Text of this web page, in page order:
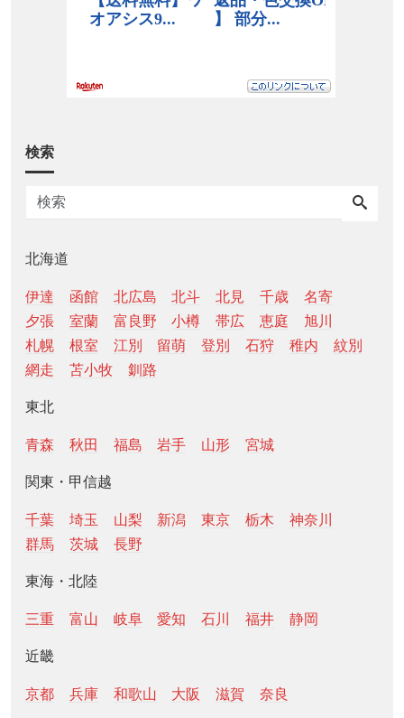
検索
北海道
伊達 函館 北広島 北斗 北見 千歳
名寄
夕張
室蘭 富良野 小樽 帯広 恵庭
旭川
札幌
根室 江別 留萌 登別 石狩 稚内
紋別
網走
苫小牧 釧路
東北
青森 秋田 福島 岩手 山形 宮城
関東・甲信越
千葉 埼玉 山梨 新潟 東京 栃木
神奈川
群馬
茨城 長野
東海・北陸
三重 富山 岐阜 愛知 石川 福井 静岡
近畿
京都 兵庫 和歌山 大阪 滋賀 奈良